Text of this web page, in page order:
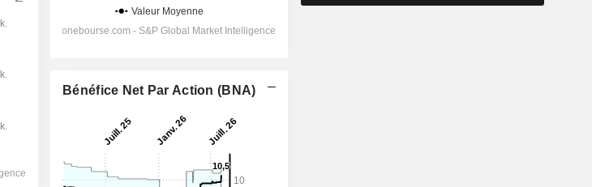
Bénéfice Net Par Action (BNA)